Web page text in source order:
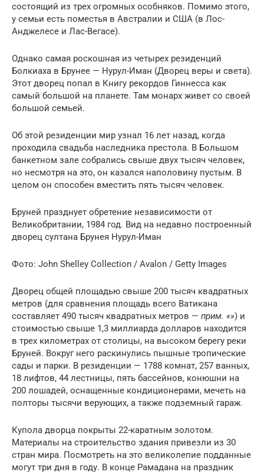
состоящий из трех огромных особняков. Помимо этого,
у семьи есть поместья в Австралии и США (в Лос-
Анджелесе и Лас-Вегасе).
Однако самая роскошная из четырех резиденций
Болкиаха в Брунее — Нурул-Иман (Дворец веры и света).
Этот дворец попал в Книгу рекордов Гиннесса как
самый большой на планете. Там монарх живет со своей
большой семьей.
Об этой резиденции мир узнал 16 лет назад, когда
проходила свадьба наследника престола. В Большом
банкетном зале собрались свыше двух тысяч человек,
но несмотря на это, он казался наполовину пустым. В
целом он способен вместить пять тысяч человек.
Бруней празднует обретение независимости от
Великобритании, 1984 год. Вид на недавно построенный
дворец султана Брунея Нурул-Иман
Фото: John Shelley Collection / Avalon / Getty Images
Дворец общей площадью свыше 200 тысяч квадратных
метров (для сравнения площадь всего Ватикана
составляет 490 тысяч квадратных метров — прим. «») и
стоимостью свыше 1,3 миллиарда долларов находится
в трех километрах от столицы, на высоком берегу реки
Бруней. Вокруг него раскинулись пышные тропические
сады и парки. В резиденции — 1788 комнат, 257 ванных,
18 лифтов, 44 лестницы, пять бассейнов, конюшни на
200 лошадей, оснащенные кондиционерами, мечеть на
полторы тысячи верующих, а также подземный гараж.
Купола дворца покрыты 22-каратным золотом.
Материалы на строительство здания привезли из 30
стран мира. Посмотреть на это великолепие подданные
могут три дня в году. В конце Рамадана на праздник